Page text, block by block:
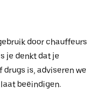
door chauffeurs
je denkt dat je
is, adviseren we
beëindigen.